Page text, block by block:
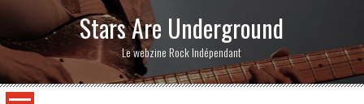
Stars Are Underground
Le webzine Rock Indépendant